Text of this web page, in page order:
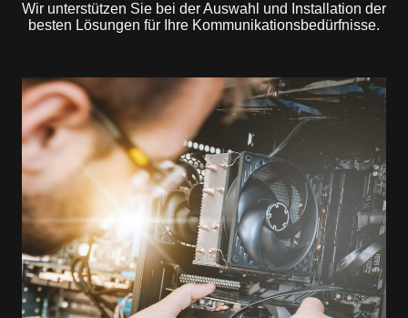
Wir unterstützen Sie bei der Auswahl und Installation der
besten Lösungen für Ihre Kommunikationsbedürfnisse.